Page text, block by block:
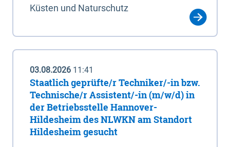
Küsten und Naturschutz
03.08.2026 11:41
Staatlich geprüfte/r Techniker/-in bzw.
Technische/r Assistent/-in (m/w/d) in
der Betriebsstelle Hannover-
Hildesheim des NLWKN am Standort
Hildesheim gesucht